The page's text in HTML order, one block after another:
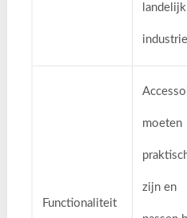
Functionaliteit
moeten
zijn en